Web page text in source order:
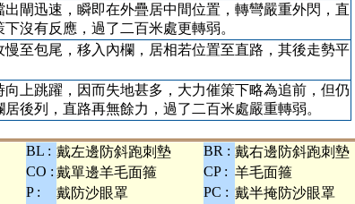
出閘迅速，瞬即在外疊居中間位置，轉彎嚴重外閃，直
下沒有反應，過了二百米處更轉弱。
慢至包尾，移入內欄，居相若位置至直路，其後走勢平
向上跳躍，因而失地甚多，大力催策下略為追前，但仍
居後列，直路再無餘力，過了二百米處嚴重轉弱。
BL : 戴左邊防斜跑刺墊 BR : 戴右邊防斜跑刺墊
CO : 戴單邊羊毛面箍 CP : 羊毛面箍
P : 戴防沙眼罩 PC : 戴半掩防沙眼罩